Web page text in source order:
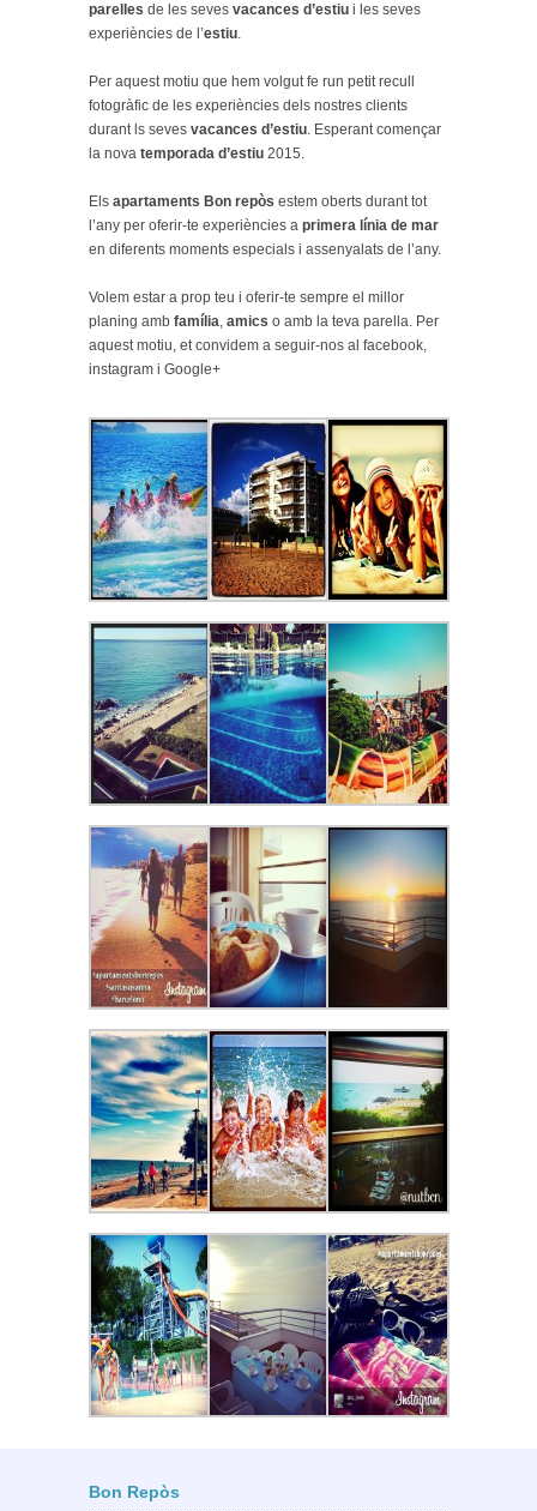
parelles de les seves vacances d’estiu i les seves
experiències de l’estiu.
Per aquest motiu que hem volgut fe run petit recull
fotogràfic de les experiències dels nostres clients
durant ls seves vacances d’estiu. Esperant començar
la nova temporada d’estiu 2015.
Els apartaments Bon repòs estem oberts durant tot
l’any per oferir-te experiències a primera línia de mar
en diferents moments especials i assenyalats de l’any.
Volem estar a prop teu i oferir-te sempre el millor
planing amb família, amics o amb la teva parella. Per
aquest motiu, et convidem a seguir-nos al facebook,
instagram i Google+
Bon Repòs